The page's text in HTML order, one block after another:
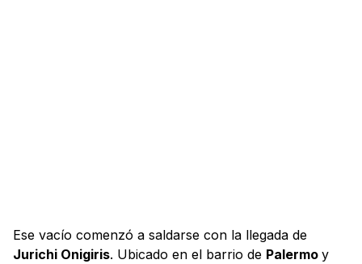
Ese vacío comenzó a saldarse con la llegada de
Jurichi Onigiris. Ubicado en el barrio de Palermo y